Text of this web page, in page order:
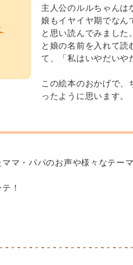
主人公のルルちゃんは
娘もイヤイヤ期でなん
と思い読んでみました
と娘の名前を入れて読
て、「私はいやだいや
この絵本のおかげで、
ったように思います。
マ・パパのお声や様々なテー
！